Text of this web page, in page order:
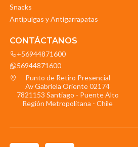
Snacks
Antipulgas y Antigarrapatas
CONTÁCTANOS
+56944871600
56944871600
Punto de Retiro Presencial
Av Gabriela Oriente 02174
7821153 Santiago - Puente Alto
Región Metropolitana - Chile